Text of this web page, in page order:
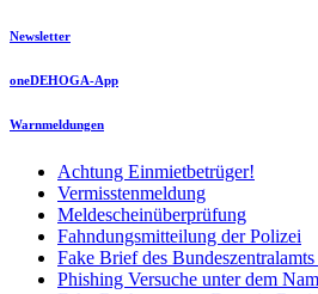
Newsletter
oneDEHOGA-App
Warnmeldungen
Achtung Einmietbetrüger!
Vermisstenmeldung
Meldescheinüberprüfung
Fahndungsmitteilung der Polizei
Fake Brief des
Phishing Versuche unter dem